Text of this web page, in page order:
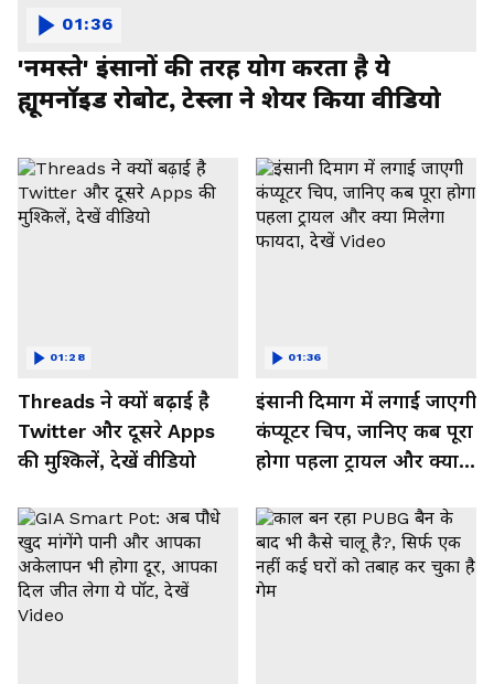
'नमस्ते' इंसानों की तरह योग करता है ये
ह्यूमनॉइड रोबोट, टेस्ला ने शेयर किया वीडियो
01:36
Threads ने क्यों बढ़ाई है
Twitter और दूसरे Apps
की मुश्किलें, देखें वीडियो
01:28
इंसानी दिमाग में लगाई जाएगी
कंप्यूटर चिप, जानिए कब पूरा
होगा पहला ट्रायल और क्या
01:36